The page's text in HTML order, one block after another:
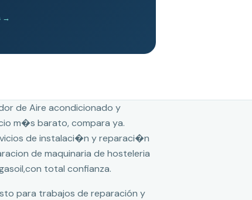
→
de Aire acondicionado y
m�s barato, compara ya.
de instalaci�n y reparaci�n
de maquinaria de hosteleria
total confianza.
para trabajos de reparación y